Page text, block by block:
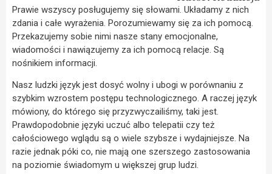
Prawie wszyscy posługujemy się słowami. Układamy z nich
zdania i całe wyrażenia. Porozumiewamy się za ich pomocą.
Przekazujemy sobie nimi nasze stany emocjonalne,
wiadomości i nawiązujemy za ich pomocą relacje. Są
nośnikiem informacji.
Nasz ludzki język jest dosyć wolny i ubogi w porównaniu z
szybkim wzrostem postępu technologicznego. A raczej język
mówiony, do którego się przyzwyczailiśmy, taki jest.
Prawdopodobnie języki uczuć albo telepatii czy też
całościowego wglądu są o wiele szybsze i wydajniejsze. Na
razie jednak póki co, nie mają one szerszego zastosowania
na poziomie świadomym u większej grup ludzi.